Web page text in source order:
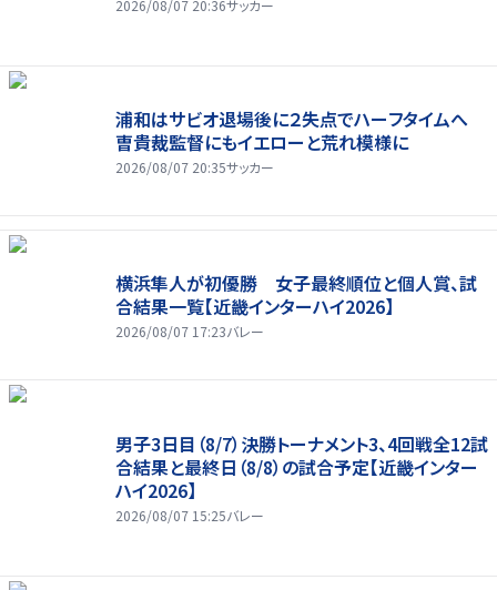
2026/08/07 20:36サッカー
浦和はサビオ退場後に２失点でハーフタイムへ
曺貴裁監督にもイエローと荒れ模様に
2026/08/07 20:35サッカー
横浜隼人が初優勝 女子最終順位と個人賞、試
合結果一覧【近畿インターハイ2026】
2026/08/07 17:23バレー
男子3日目（8/7）決勝トーナメント3、4回戦全12試
合結果と最終日（8/8）の試合予定【近畿インター
ハイ2026】
2026/08/07 15:25バレー